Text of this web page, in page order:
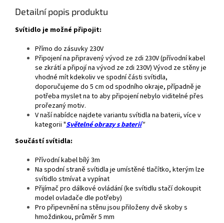
Detailní popis produktu
Svítidlo je možné připojit:
Přímo do zásuvky 230V
Připojení na připravený vývod ze zdi 230V (přívodní kabel
se zkrátí a připojí na vývod ze zdi 230V) Vývod ze stěny je
vhodné mít kdekoliv ve spodní části svítidla,
doporučujeme do 5 cm od spodního okraje, případně je
potřeba myslet na to aby připojení nebylo viditelné přes
prořezaný motiv.
V naší nabídce najdete variantu svítidla na baterii, více v
kategorii "Světelné obrazy s baterií"
Součástí svítidla:
Přívodní kabel bílý 3m
Na spodní straně svítidla je umístěné tlačítko, kterým lze
svítidlo stmívat a vypínat
Přijímač pro dálkové ovládání (ke svítidlu stačí dokoupit
model ovladače dle potřeby)
Pro připevnění na stěnu jsou přiloženy dvě skoby s
hmoždinkou, průměr 5 mm